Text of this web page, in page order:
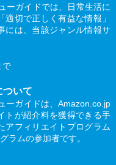
ーガイドでは、日常生活に
切で正しく有益な情報」
には、当該ジャンル情報サ
で
いて
ーガイドは、Amazon.co.jp
トが紹介料を獲得できる手
アフィリエイトプログラム
ラムの参加者です。